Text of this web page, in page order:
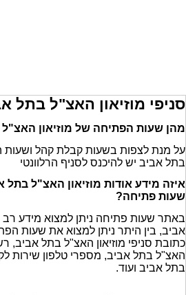
סניפי מוזיאון האצ"ל בתל
מהן שעות הפתיחה של מוזיאון
על מנת לצפות בשעות קבלת קהל ושעות
בתל אביב יש להיכנס לסניף הרלוונטי
איזה מידע אודות מוזיאון האצ"ל
שעות פתיחה?
באתר שעות פתיחה ניתן למצוא מידע רב
אביב, בין היתר ניתן למצוא את שעות
כתובת סניפי מוזיאון האצ"ל בתל אביב,
האצ"ל בתל אביב, מספרי טלפון שירות
בתל אביב ועוד.